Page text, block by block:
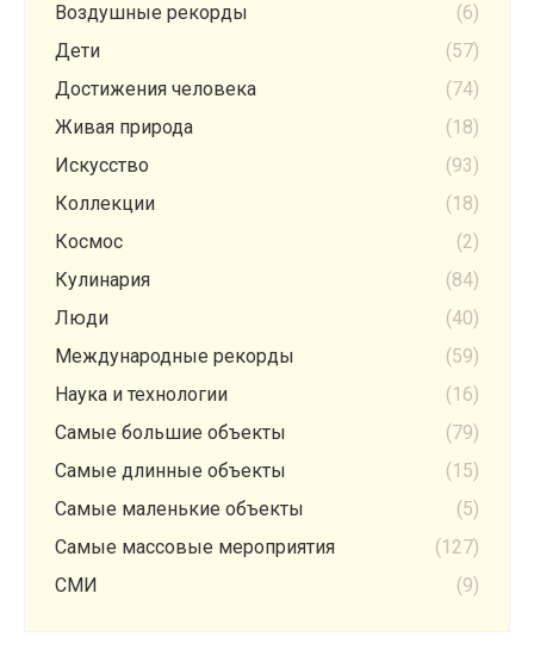
Воздушные рекорды
(6)
Дети
(57)
Достижения человека
(74)
Живая природа
(18)
Искусство
(93)
Коллекции
(18)
Космос
(2)
Кулинария
(84)
Люди
(40)
Международные рекорды
(59)
Наука и технологии
(16)
Самые большие объекты
(79)
Самые длинные объекты
(15)
Самые маленькие объекты
(5)
Самые массовые мероприятия
(127)
СМИ
(9)